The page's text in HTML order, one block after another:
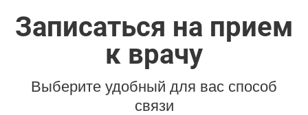
Записаться на прием
к врачу
Выберите удобный для вас способ
связи